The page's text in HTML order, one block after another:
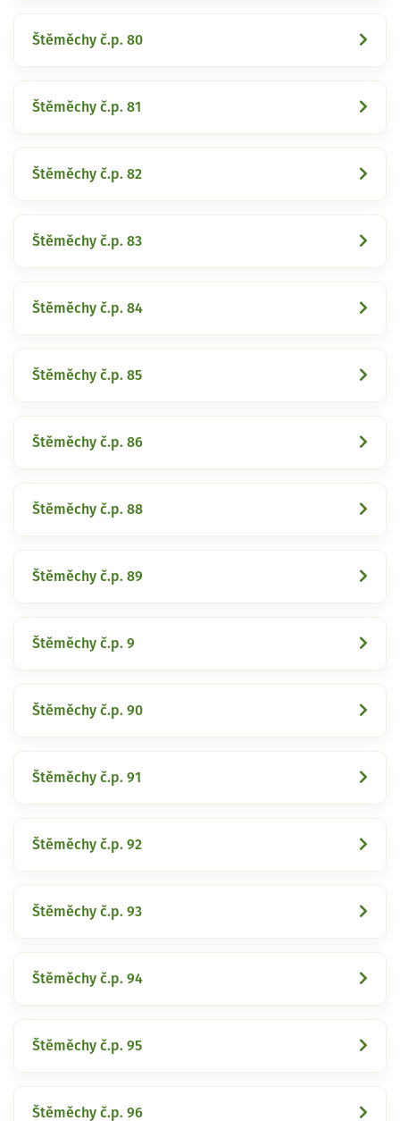
Štěměchy č.p. 80
Štěměchy č.p. 81
Štěměchy č.p. 82
Štěměchy č.p. 83
Štěměchy č.p. 84
Štěměchy č.p. 85
Štěměchy č.p. 86
Štěměchy č.p. 88
Štěměchy č.p. 89
Štěměchy č.p. 9
Štěměchy č.p. 90
Štěměchy č.p. 91
Štěměchy č.p. 92
Štěměchy č.p. 93
Štěměchy č.p. 94
Štěměchy č.p. 95
Štěměchy č.p. 96